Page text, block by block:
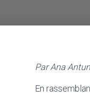
Par Ana
En